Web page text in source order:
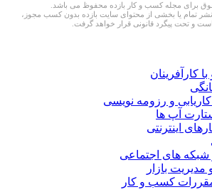
تمام یا بخشی از محتوای سایت بازده بدون کسب مجوز،
است و تحت پیگرد قانونی قرار خواهد گرفت.
کارآفرینان
و رزومه نویسی
آپ ها
اینترنتی
شبکه های اجتماعی
مدیریت بازار
مقررات کسب و کار